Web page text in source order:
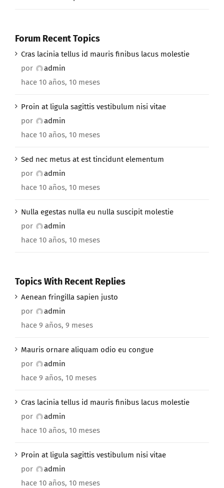
Forum Recent Topics
Cras lacinia tellus id mauris finibus lacus molestie
por
admin
hace 10 años, 10 meses
Proin at ligula sagittis vestibulum nisi vitae
por
admin
hace 10 años, 10 meses
Sed nec metus at est tincidunt elementum
por
admin
hace 10 años, 10 meses
Nulla egestas nulla eu nulla suscipit molestie
por
admin
hace 10 años, 10 meses
Topics With Recent Replies
Aenean fringilla sapien justo
por
admin
hace 9 años, 9 meses
Mauris ornare aliquam odio eu congue
por
admin
hace 9 años, 10 meses
Cras lacinia tellus id mauris finibus lacus molestie
por
admin
hace 10 años, 10 meses
Proin at ligula sagittis vestibulum nisi vitae
por
admin
hace 10 años, 10 meses